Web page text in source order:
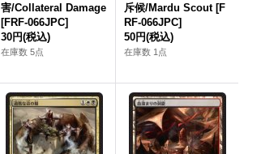
害/Collateral Damage
[FRF-066JPC]
30円(税込)
在庫数 5点
斥候/Mardu Scout [F
RF-066JPC]
50円(税込)
在庫数 1点